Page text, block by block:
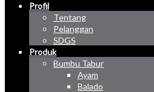
Profil
Tentang
Pelanggan
SDGS
Produk
Bumbu Tabur
Ayam
Balado